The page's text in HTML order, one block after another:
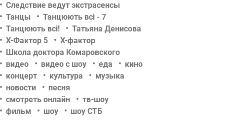
Следствие ведут экстрасенсы
Танцы
Танцюють всі - 7
Танцюють всі!
Татьяна Денисова
Х-Фактор 5
Х-фактор
Школа доктора Комаровского
видео
видео с шоу еда
кино
концерт
культура
музыка
новости
песня
смотреть онлайн
тв-шоу
фильм
шоу шоу СТБ